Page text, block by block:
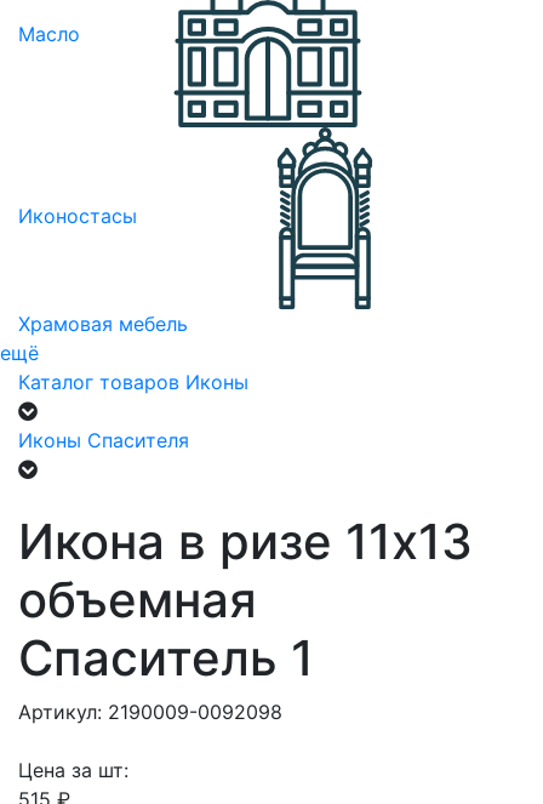
Масло
Иконостасы
Храмовая мебель
ещё
Каталог товаров Иконы
Иконы Спасителя
Икона в ризе 11х13
объемная
Спаситель 1
Артикул: 2190009-0092098
Цена за шт:
515 ₽